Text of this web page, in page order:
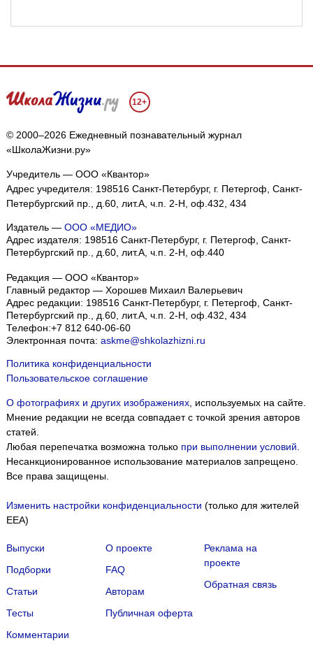
12+
© 2000–2026 Ежедневный познавательный журнал
«ШколаЖизни.ру»
Учредитель — ООО «Квантор»
Адрес учредителя: 198516 Санкт-Петербург, г. Петергоф, Санкт-
Петербургский пр., д.60, лит.А, ч.п. 2-Н, оф.432, 434
Издатель — ООО «МЕДИО»
Адрес издателя: 198516 Санкт-Петербург, г. Петергоф, Санкт-
Петербургский пр., д.60, лит.А, ч.п. 2-Н, оф.440
Редакция — ООО «Квантор»
Главный редактор — Хорошев Михаил Валерьевич
Адрес редакции: 198516 Санкт-Петербург, г. Петергоф Санкт-
Петербургский пр., д.60, лит.А, ч.п. 2-Н, оф.432, 434
Телефон:+7 812 640-06-60
Электронная почта: askme@shkolazhizni.ru
Политика конфиденциальности
Пользовательское соглашение
О фотографиях и других изображениях, используемых на сайте.
Мнение редакции не всегда совпадает с точкой зрения авторов
статей.
Любая перепечатка возможна только при выполнении условий
Несанкционированное использование материалов запрещено.
Все права защищены.
Изменить настройки конфиденциальности (только для жителей
EEA)
Выпуски
Подборки
Статьи
Тесты
Комментарии
О проекте
FAQ
Авторам
Публичная оферта
Реклама на
проекте
Обратная связь